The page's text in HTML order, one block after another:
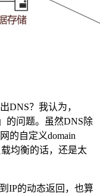
DNS？我认为，
的问题。虽然DNS除
的自定义domain
均衡的话，还是太
IP的动态返回，也算